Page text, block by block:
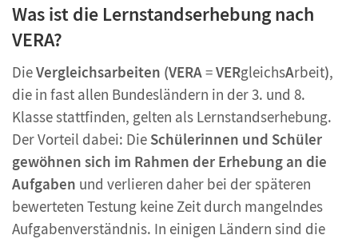
Was ist die Lernstandserhebung nach
VERA?
DieVergleichsarbeiten (VERA=VERgleichsArbeit),
die in fast allen Bundesländern in der 3. und 8.
Klasse stattfinden, gelten als Lernstandserhebung.
Der Vorteil dabei: Die Schülerinnen und Schüler
gewöhnen sich im Rahmen der Erhebung an die
Aufgaben und verlieren daher bei der späteren
bewerteten Testung keine Zeit durch mangelndes
Aufgabenverständnis. In einigen Ländern sind die